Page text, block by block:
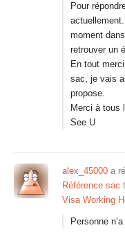
Pour
moment
retrouver un
En tout
sac, je vais
propose.
Merci à tous
See U
alex_45000 a
Référence sac
Visa Working
Personne